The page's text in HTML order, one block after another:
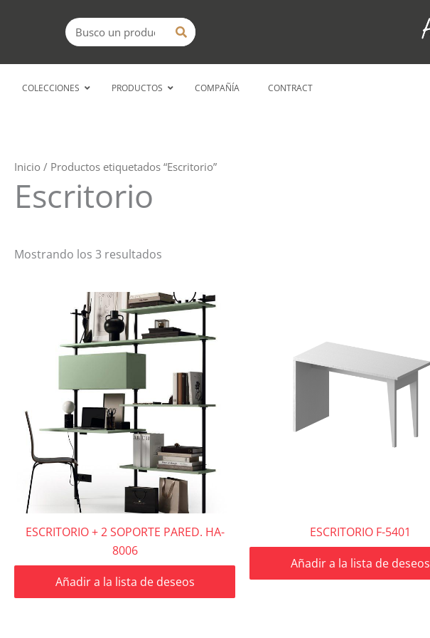
Buscar
COLECCIONES PRODUCTOS COMPAÑÍA CONTRACT
Inicio / Productos etiquetados “Escritorio”
Escritorio
Mostrando los 3 resultados
ESCRITORIO + 2 SOPORTE PARED. HA-
8006
Añadir a la lista de deseos
ESCRITORIO F-5401
Añadir a la lista de deseos